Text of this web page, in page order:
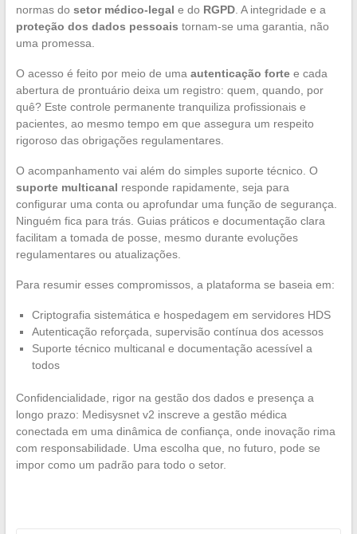
normas do setor médico-legal e do RGPD. A integridade e a
proteção dos dados pessoais tornam-se uma garantia, não
uma promessa.
O acesso é feito por meio de uma autenticação fortee cada
abertura de prontuário deixa um registro: quem, quando, por
quê? Este controle permanente tranquiliza profissionais e
pacientes, ao mesmo tempo em que assegura um respeito
rigoroso das obrigações regulamentares.
O acompanhamento vai além do simples suporte técnico. O
suporte multicanal responde rapidamente, seja para
configurar uma conta ou aprofundar uma função de segurança.
Ninguém fica para trás. Guias práticos e documentação clara
facilitam a tomada de posse, mesmo durante evoluções
regulamentares ou atualizações.
Para resumir esses compromissos, a plataforma se baseia em:
Criptografia sistemática e hospedagem em servidores HDS
Autenticação reforçada, supervisão contínua dos acessos
Suporte técnico multicanal e documentação acessível a
todos
Confidencialidade, rigor na gestão dos dados e presença a
longo prazo: Medisysnet v2 inscreve a gestão médica
conectada em uma dinâmica de confiança, onde inovação rima
com responsabilidade. Uma escolha que, no futuro, pode se
impor como um padrão para todo o setor.